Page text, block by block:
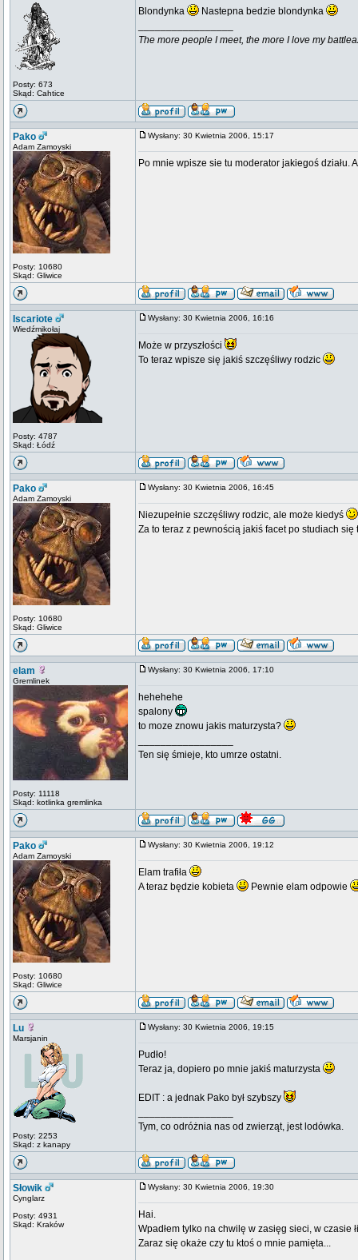
Posty: 673
Skąd: Cahtice
Blondynka
Nastepna bedzie blondynka
The more people I meet, the more I love my
Pako
Adam Zamoyski
Posty: 10680
Skąd: Gliwice
Wysłany: 30 Kwietnia 2006, 15:17
Po mnie wpisze sie tu moderator jakiegoś działu.
Iscariote
Wiedźmikołaj
Posty: 4787
Skąd: Łódź
Wysłany: 30 Kwietnia 2006, 16:16
Może w przyszłości
To teraz wpisze się jakiś szczęśliwy rodzic
Pako
Adam Zamoyski
Posty: 10680
Skąd: Gliwice
Wysłany: 30 Kwietnia 2006, 16:45
Niezupełnie szczęśliwy rodzic, ale może kiedyś
Za to teraz z pewnością jakiś facet po studiach się
elam
Gremlinek
Posty: 11118
Skąd: kotlinka gremlinka
Wysłany: 30 Kwietnia 2006, 17:10
hehehehe
spalony
to moze znowu jakis maturzysta?
Ten się śmieje, kto umrze ostatni.
Pako
Adam Zamoyski
Posty: 10680
Skąd: Gliwice
Wysłany: 30 Kwietnia 2006, 19:12
Elam trafiła
A teraz będzie kobieta
Pewnie elam odpowie
Lu
Marsjanin
Posty: 2253
Skąd: z kanapy
Wysłany: 30 Kwietnia 2006, 19:15
Pudło!
Teraz ja, dopiero po mnie jakiś maturzysta
EDIT : a jednak Pako był szybszy
Tym, co odróżnia nas od zwierząt, jest lodówka.
Słowik
Cynglarz
Posty: 4931
Skąd: Kraków
Wysłany: 30 Kwietnia 2006, 19:30
Hai.
Wpadłem tylko na chwilę w zasięg sieci, w czasie
Zaraz się okaże czy tu ktoś o mnie pamięta...